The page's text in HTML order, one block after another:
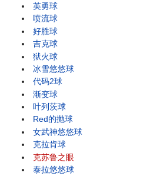
英勇球
喷流球
好胜球
吉克球
狱火球
冰雪悠悠球
代码2球
渐变球
叶列茨球
Red的抛球
女武神悠悠球
克拉肯球
克苏鲁之眼
泰拉悠悠球